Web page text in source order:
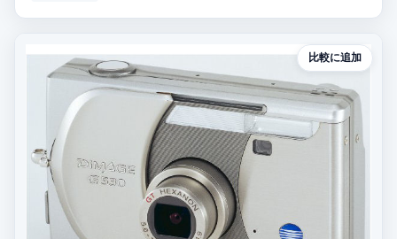
比較に追加